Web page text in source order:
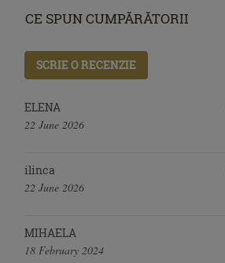
CE SPUN CUMPĂRĂTORII
SCRIE O RECENZIE
ELENA
22 June 2026
ilinca
22 June 2026
MIHAELA
18 February 2024